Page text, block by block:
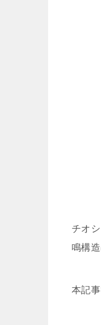
チオ
鳴構
本記